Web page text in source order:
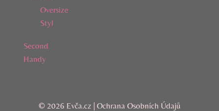
Oversize
Styl
Second
Handy
© 2026 Evča.cz | Ochrana Osobních Údajů